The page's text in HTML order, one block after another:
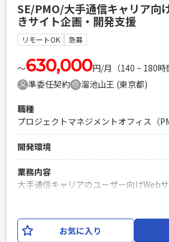
必須スキル
・Power BIを利用したダッシュボード
タマート設計および要件定義経験 ・複
合・データモデリング経験
PHPを用いたWebサービスの開発経
Laravelを用いた開発経験1年以上
エンジニア複数人のチームでの開発経
SE/PMO/大手通信キャリア向
きサイト企画・開発支援
リモートOK 急募
〜630,000円/月（140 ~ 180時
準委任契約
溜池山王 (東京都)
職種
プロジェクトマネジメントオフィス（
開発環境
業務内容
大手通信キャリアのユーザー向けWeb
トの開発プロジェクトにて、企画・要
担当いただきます。 開発はオフショア
り、関係各所との調整や開発管理など
お気に入り